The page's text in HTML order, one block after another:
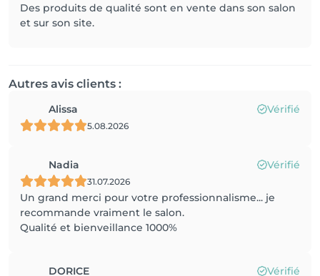
Des produits de qualité sont en vente dans son salon
et sur son site.
Autres avis clients :
Alissa Vérifié
5.08.2026
Nadia Vérifié
31.07.2026
Un grand merci pour votre professionnalisme... je
recommande vraiment le salon.
Qualité et bienveillance 1000%
DORICE Vérifié